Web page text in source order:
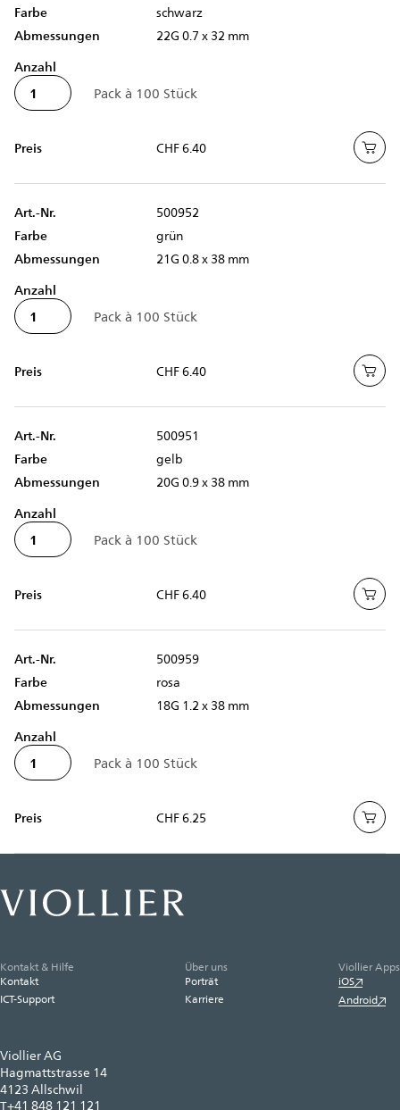
Farbe
schwarz
Abmessungen
22G 0.7 x 32 mm
Anzahl
Preis CHF 6.40
Art.-Nr.
500952
Farbe
grün
Abmessungen
21G 0.8 x 38 mm
Anzahl
Preis CHF 6.40
Art.-Nr.
500951
Farbe
gelb
Abmessungen
20G 0.9 x 38 mm
Anzahl
Preis CHF 6.40
Art.-Nr.
500959
Farbe
rosa
Abmessungen
18G 1.2 x 38 mm
Anzahl
Preis CHF 6.25
Viollier AG
Hagmattstrasse 14
4123 Allschwil
T+41 848 121 121
Kontakt & Hilfe
Kontakt
ICT-Support
Über uns
Porträt
Karriere
Viollier Apps
iOS
Android